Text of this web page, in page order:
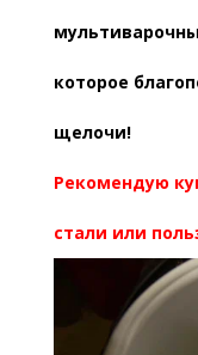
которое
щелочи!
Рекомендую
стали или